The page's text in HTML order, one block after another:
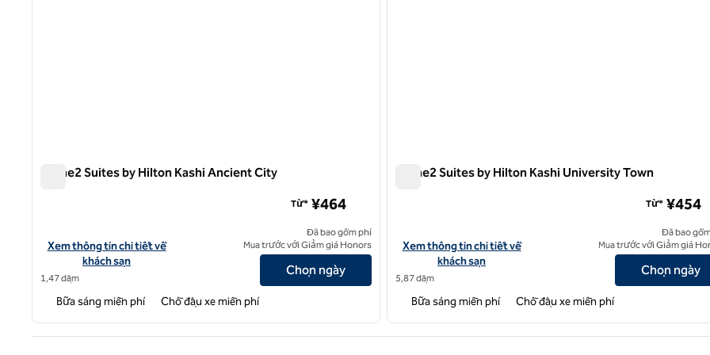
Home2 Suites by Hilton Kashi Ancient City
Xem chi tiết khách sạn cho Home2 Suites by Hilton Kashi Ancient City
Xem thông tin chi tiết về
khách sạn
1,47 dặm
Từ* ¥464
Đã bao gồm phí
Mua trước với Giảm giá Honors
Chọn ngày
Bữa sáng miễn phí Chỗ đậu xe miễn phí
Home2 Suites by Hilton Kashi University Town
Xem chi tiết khách sạn cho Home2 Suites by Hilton Kashi
Xem thông tin chi tiết về
khách sạn
5,87 dặm
Từ* ¥454
Đã bao
Mua trước với Giảm giá
Chọn ngày
Bữa sáng miễn phí Chỗ đậu xe miễn phí